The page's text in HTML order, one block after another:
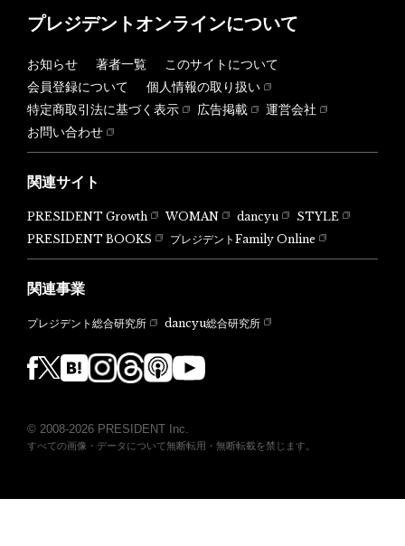
プレジデントオンラインについて
お知らせ 著者一覧
このサイトについて
会員登録について
個人情報の取り扱い
特定商取引法に基づく表示
広告掲載
運営会社
お問い合わせ
関連サイト
PRESIDENT Growth WOMAN dancyu
STYLE
PRESIDENT BOOKS
プレジデントFamily Online
関連事業
プレジデント総合研究所 dancyu総合研究所
© 2008-2026 PRESIDENT Inc.
すべての画像・データについて無断転用・無断転載を禁じます。